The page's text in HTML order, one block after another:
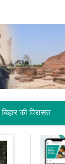
बिहार की विरासत